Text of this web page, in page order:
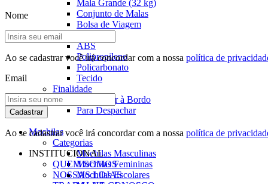
Mala Grande (32 kg)
Conjunto de Malas
Bolsa de Viagem
Materiais
ABS
Polipropileno
Policarbonato
Tecido
Finalidade
Para Levar à Bordo
Para Despachar
Mochilas
Categorias
Mochilas Masculinas
Mochilas Femininas
Mochilas Escolares
Nome
Ao se cadastrar você irá concordar com a nossa política de
Email
Cadastrar
Ao se cadastrar você irá concordar com a nossa política de
INSTITUCIONAL
QUEM SOMOS
NOSSAS LOJAS